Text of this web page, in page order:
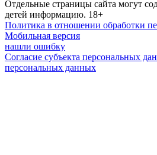
Отдельные страницы сайта могут
детей информацию. 18+
Политика в отношении обработки
Мобильная версия
нашли ошибку
Согласие субъекта персональных
персональных данных